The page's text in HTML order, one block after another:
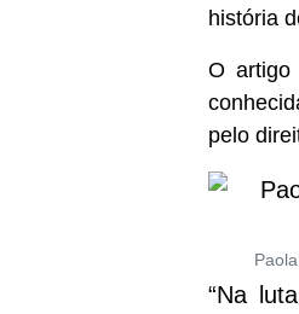
história
O artigo
pelo
“Na